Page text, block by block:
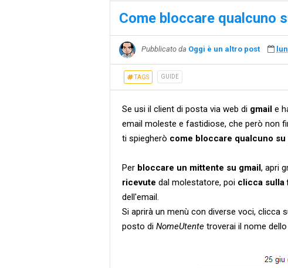
Come bloccare qualcuno
Pubblicato da Oggi è un altro post
TAGS GUIDE
Se usi il client di posta via web di gmail e
email moleste e fastidiose, che però non
ti spiegherò come bloccare qualcuno su
Per bloccare un mittente su gmail, apri
ricevute dal molestatore, poi clicca sulla
dell'email.
Si aprirà un menù con diverse voci, clicca
posto di NomeUtente troverai il nome